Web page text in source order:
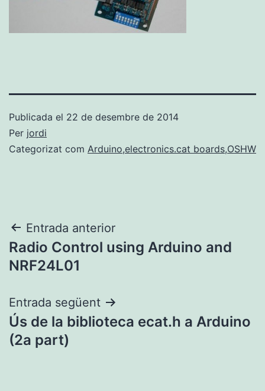
Publicada el 22 de desembre de 2014
Per jordi
Categorizat com Arduino,electronics.cat boards,OSHW
Navegació
d'entrades
Entrada anterior
Radio Control using Arduino and
NRF24L01
Entrada següent
Ús de la biblioteca ecat.h a Arduino
(2a part)